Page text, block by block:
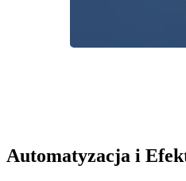
Automatyzacja i